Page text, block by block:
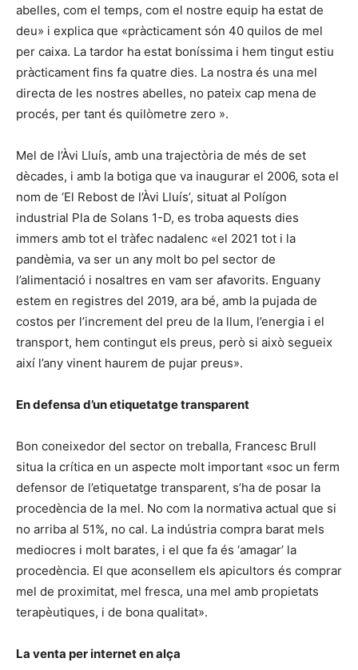
abelles, com el temps, com el nostre equip ha estat de
deu» i explica que «pràcticament són 40 quilos de mel
per caixa. La tardor ha estat boníssima i hem tingut estiu
pràcticament fins fa quatre dies. La nostra és una mel
directa de les nostres abelles, no pateix cap mena de
procés, per tant és quilòmetre zero ».
Mel de l’Àvi Lluís, amb una trajectòria de més de set
dècades, i amb la botiga que va inaugurar el 2006, sota el
nom de ‘El Rebost de l’Àvi Lluís’, situat al Polígon
industrial Pla de Solans 1-D, es troba aquests dies
immers amb tot el tràfec nadalenc «el 2021 tot i la
pandèmia, va ser un any molt bo pel sector de
l’alimentació i nosaltres en vam ser afavorits. Enguany
estem en registres del 2019, ara bé, amb la pujada de
costos per l’increment del preu de la llum, l’energia i el
transport, hem contingut els preus, però si això segueix
així l’any vinent haurem de pujar preus».
En defensa d’un etiquetatge transparent
Bon coneixedor del sector on treballa, Francesc Brull
situa la crítica en un aspecte molt important «soc un ferm
defensor de l’etiquetatge transparent, s’ha de posar la
procedència de la mel. No com la normativa actual que si
no arriba al 51%, no cal. La indústria compra barat mels
mediocres i molt barates, i el que fa és ‘amagar’ la
procedència. El que aconsellem els apicultors és comprar
mel de proximitat, mel fresca, una mel amb propietats
terapèutiques, i de bona qualitat».
La venta per internet en alça